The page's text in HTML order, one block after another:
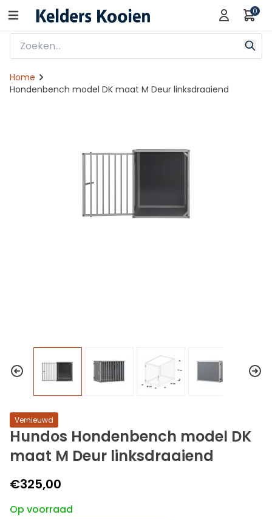
0
Home
Hondenbench model DK maat M Deur linksdraaiend
Vernieuwd
Hundos Hondenbench model DK
maat M Deur linksdraaiend
€325,00
Op voorraad